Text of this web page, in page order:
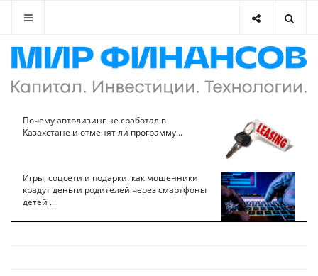
Почему автолизинг не сработал в
Казахстане и отменят ли программу...
Игры, соцсети и подарки: как мошенники
крадут деньги родителей через смартфоны
детей ...